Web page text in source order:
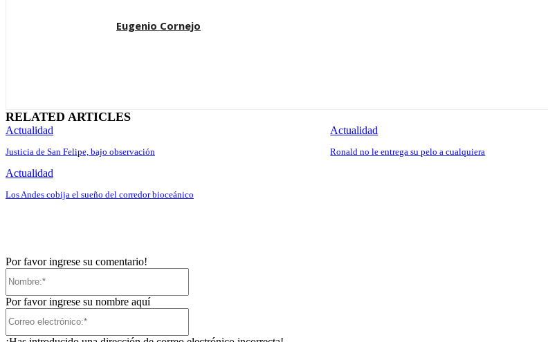
Eugenio Cornejo
RELATED ARTICLES
Actualidad
Justicia de San Felipe, bajo observación
Actualidad
Ronald no le entrega su pelo a cualquiera
Actualidad
Los Andes cobija el sueño del corredor bioceánico
Por favor ingrese su comentario!
Por favor ingrese su nombre aquí